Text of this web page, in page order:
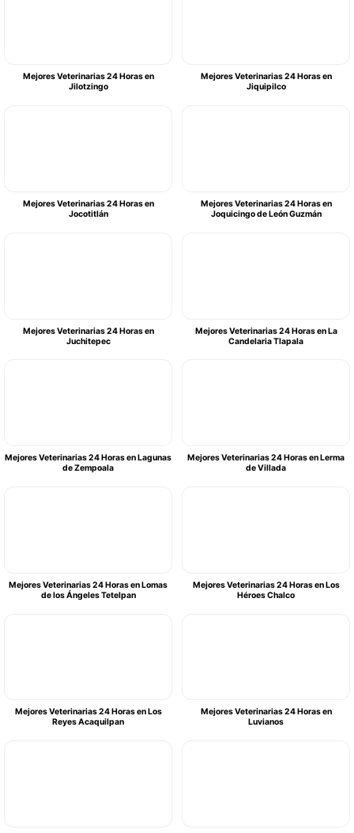
Mejores Veterinarias 24 Horas en
Jilotzingo
Mejores Veterinarias 24 Horas en
Jiquipilco
Mejores Veterinarias 24 Horas en
Jocotitlán
Mejores Veterinarias 24 Horas en
Joquicingo de León Guzmán
Mejores Veterinarias 24 Horas en
Juchitepec
Mejores Veterinarias 24 Horas en La
Candelaria Tlapala
Mejores Veterinarias 24 Horas en Lagunas
de Zempoala
Mejores Veterinarias 24 Horas en Lerma
de Villada
Mejores Veterinarias 24 Horas en Lomas
de los Ángeles Tetelpan
Mejores Veterinarias 24 Horas en Los
Héroes Chalco
Mejores Veterinarias 24 Horas en Los
Reyes Acaquilpan
Mejores Veterinarias 24 Horas en
Luvianos